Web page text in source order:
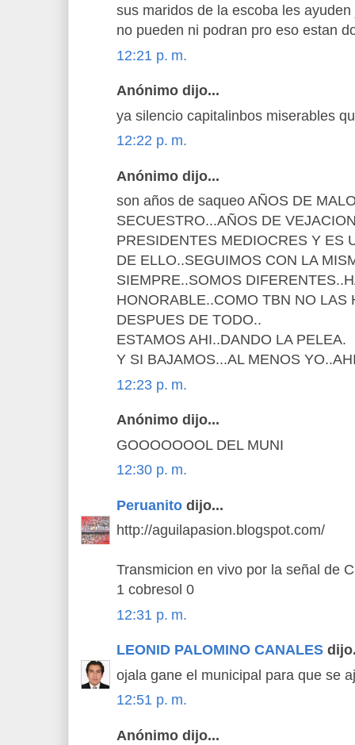
sus maridos de la escoba les
no pueden ni podran pro eso estan
12:21 p. m.
Anónimo dijo...
ya silencio capitalinbos miserables
12:22 p. m.
Anónimo dijo...
son años de saqueo AÑOS DE
SECUESTRO...AÑOS DE
PRESIDENTES MEDIOCRES Y ES
DE ELLO..SEGUIMOS CON LA
SIEMPRE..SOMOS
HONORABLE..COMO TBN NO LAS
DESPUES DE TODO..
ESTAMOS AHI..DANDO LA PELEA.
Y SI BAJAMOS...AL MENOS
12:23 p. m.
Anónimo dijo...
GOOOOOOOL DEL MUNI
12:30 p. m.
Peruanito dijo...
http://aguilapasion.blogspot.com/
Transmicion en vivo por la señal de
1 cobresol 0
12:31 p. m.
LEONID PALOMINO CANALES
ojala gane el municipal para que se
12:51 p. m.
Anónimo dijo...